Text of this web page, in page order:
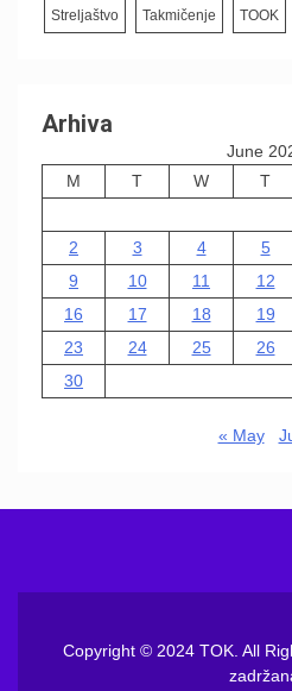
Streljaštvo Takmičenje TOOK
Arhiva
June
M
T W T
2
3 4 5
9
10 11 12
16
17 18 19
23
24 25 26
30
« May
Copyright © 2024 TOK. All